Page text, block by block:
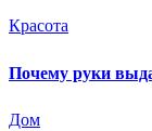
Красота
Почему руки
Дом